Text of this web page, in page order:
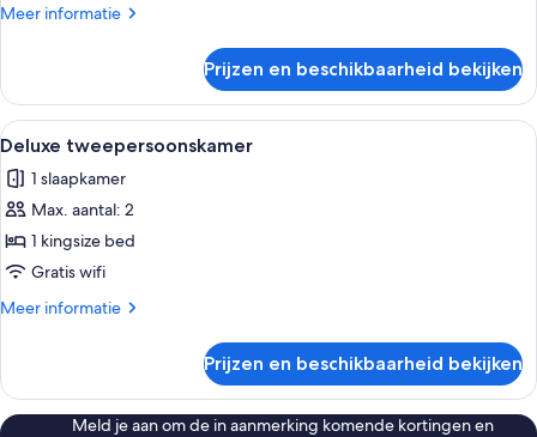
met
Meer informatie
Meer
loft,
kingsize
met
slaapbank
Prijzen en beschikbaarheid bekijken
Alle
foto's
voor
Deluxe
tweepersoonskamer
laden
Een moderne slaapkamer met een
15
Deluxe tweepersoonskamer
1 slaapkamer
Max. aantal: 2
1 kingsize bed
Gratis wifi
Meer informatie
Meer
tweepersoonskamer
Prijzen en beschikbaarheid bekijken
Meld je aan om de in aanmerking komende kortingen en